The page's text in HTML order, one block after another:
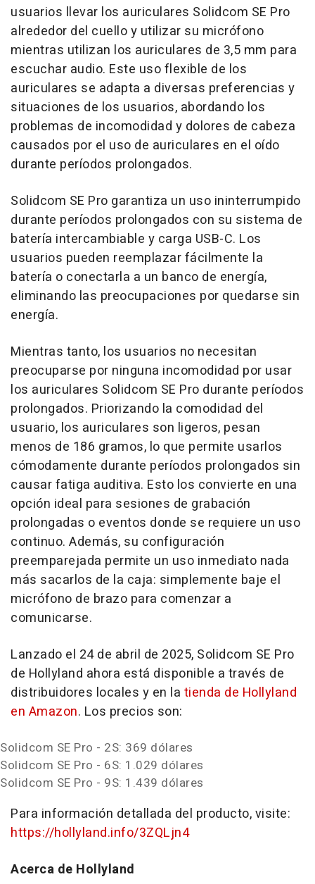
usuarios llevar los auriculares Solidcom SE Pro
alrededor del cuello y utilizar su micrófono
mientras utilizan los auriculares de 3,5 mm para
escuchar audio. Este uso flexible de los
auriculares se adapta a diversas preferencias y
situaciones de los usuarios, abordando los
problemas de incomodidad y dolores de cabeza
causados por el uso de auriculares en el oído
durante períodos prolongados.
Solidcom SE Pro garantiza un uso ininterrumpido
durante períodos prolongados con su sistema de
batería intercambiable y carga USB-C. Los
usuarios pueden reemplazar fácilmente la
batería o conectarla a un banco de energía,
eliminando las preocupaciones por quedarse sin
energía.
Mientras tanto, los usuarios no necesitan
preocuparse por ninguna incomodidad por usar
los auriculares Solidcom SE Pro durante períodos
prolongados. Priorizando la comodidad del
usuario, los auriculares son ligeros, pesan
menos de 186 gramos, lo que permite usarlos
cómodamente durante períodos prolongados sin
causar fatiga auditiva. Esto los convierte en una
opción ideal para sesiones de grabación
prolongadas o eventos donde se requiere un uso
continuo. Además, su configuración
preemparejada permite un uso inmediato nada
más sacarlos de la caja: simplemente baje el
micrófono de brazo para comenzar a
comunicarse.
Lanzado el 24 de abril de 2025, Solidcom SE Pro
de Hollyland ahora está disponible a través de
distribuidores locales y en la tienda de Hollyland
en Amazon. Los precios son:
Solidcom SE Pro - 2S: 369 dólares
Solidcom SE Pro - 6S: 1.029 dólares
Solidcom SE Pro - 9S: 1.439 dólares
Para información detallada del producto, visite:
https://hollyland.info/3ZQLjn4
Acerca de Hollyland